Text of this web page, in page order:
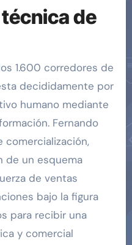
de
1.600 corredores de
decididamente por
humano mediante
Fernando
comercialización,
de un esquema
de ventas
bajo la figura
para recibir una
y comercial